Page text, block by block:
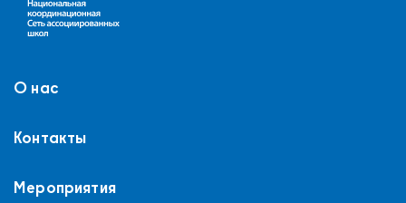
О нас
Контакты
Мероприятия